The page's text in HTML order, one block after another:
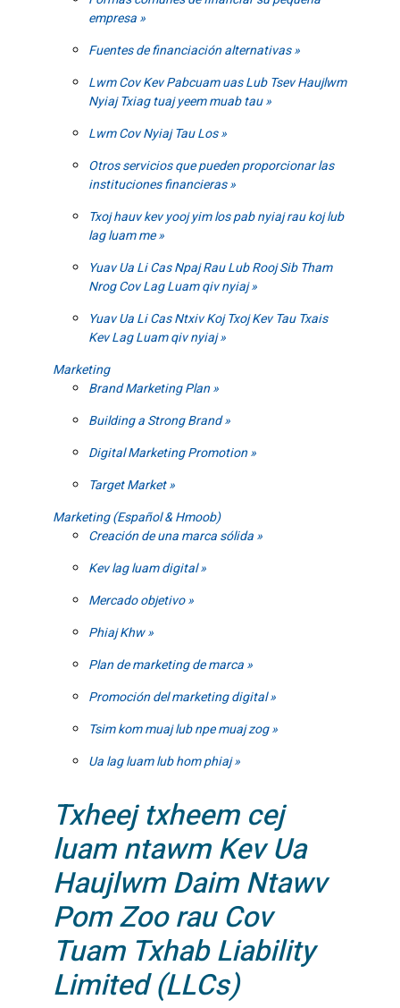
empresa
Fuentes de financiación alternativas
Lwm Cov Kev Pabcuam uas Lub Tsev Haujlwm
Nyiaj Txiag tuaj yeem muab tau
Lwm Cov Nyiaj Tau Los
Otros servicios que pueden proporcionar las
instituciones financieras
Txoj hauv kev yooj yim los pab nyiaj rau koj lub
lag luam me
Yuav Ua Li Cas Npaj Rau Lub Rooj Sib Tham
Nrog Cov Lag Luam qiv nyiaj
Yuav Ua Li Cas Ntxiv Koj Txoj Kev Tau Txais
Kev Lag Luam qiv nyiaj
Marketing
Brand Marketing Plan
Building a Strong Brand
Digital Marketing Promotion
Target Market
Marketing (Español & Hmoob)
Creación de una marca sólida
Kev lag luam digital
Mercado objetivo
Phiaj Khw
Plan de marketing de marca
Promoción del marketing digital
Tsim kom muaj lub npe muaj zog
Ua lag luam lub hom phiaj
Txheej txheem cej
luam ntawm Kev Ua
Haujlwm Daim Ntawv
Pom Zoo rau Cov
Tuam Txhab Liability
Limited (LLCs)